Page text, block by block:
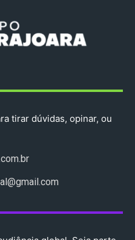
tirar dúvidas, opinar, ou